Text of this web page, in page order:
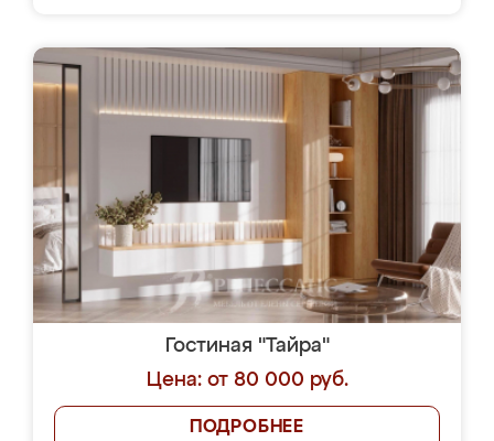
Гостиная "Тайра"
Цена: от 80 000 руб.
ПОДРОБНЕЕ